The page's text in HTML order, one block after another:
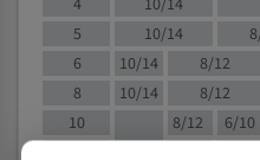
4
10/14
5
10/14
6
10/14 8/12
8
10/14 8/12
10
8/12 6/10